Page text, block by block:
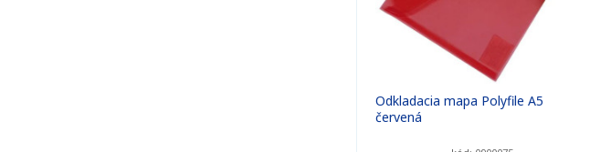
Odkladacia mapa Polyfile A5
červená